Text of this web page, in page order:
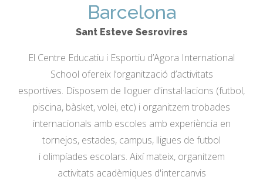
Barcelona
Sant Esteve Sesrovires
El Centre Educatiu i Esportiu d’Agora International
School ofereix l’organització d’activitats
esportives. Disposem de lloguer d'instal·lacions (futbol,
piscina, bàsket, volei, etc) i organitzem trobades
internacionals amb escoles amb experiència en
tornejos, estades, campus, lligues de futbol
i olimpíades escolars. Així mateix, organitzem
activitats acadèmiques d'intercanvis